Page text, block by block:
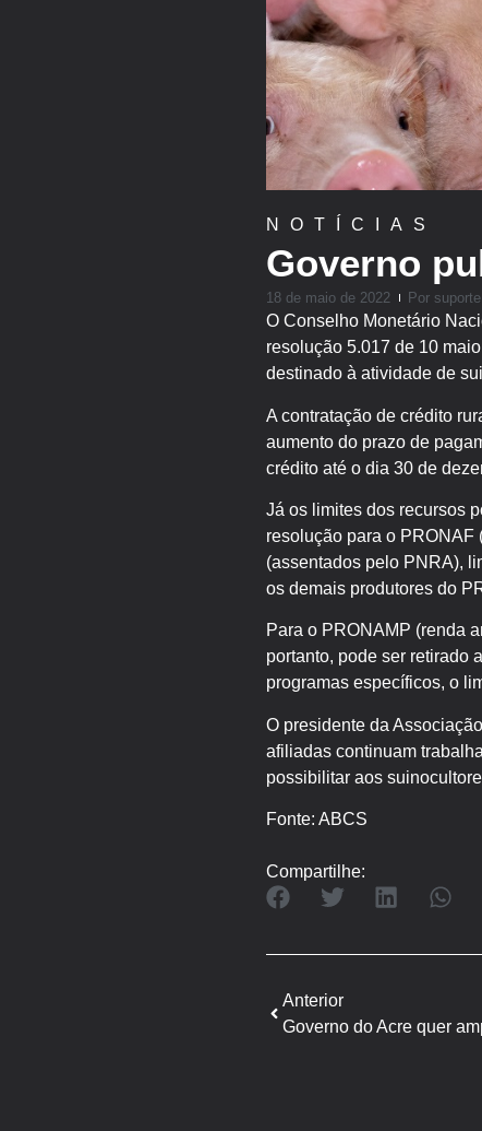
NOTÍCIAS
Governo
18 de maio de 2022 Por suporte
O Conselho Monetário
resolução 5.017 de 10
destinado à atividade de
A contratação de crédito
aumento do prazo de
crédito até o dia 30 de
Já os limites dos recursos
resolução para o PRONAF
(assentados pelo PNRA),
os demais produtores do
Para o PRONAMP (renda
portanto, pode ser retirado
programas específicos, o
O presidente da
afiliadas continuam
possibilitar aos
Fonte: ABCS
Compartilhe:
Anterior
Governo do Acre quer